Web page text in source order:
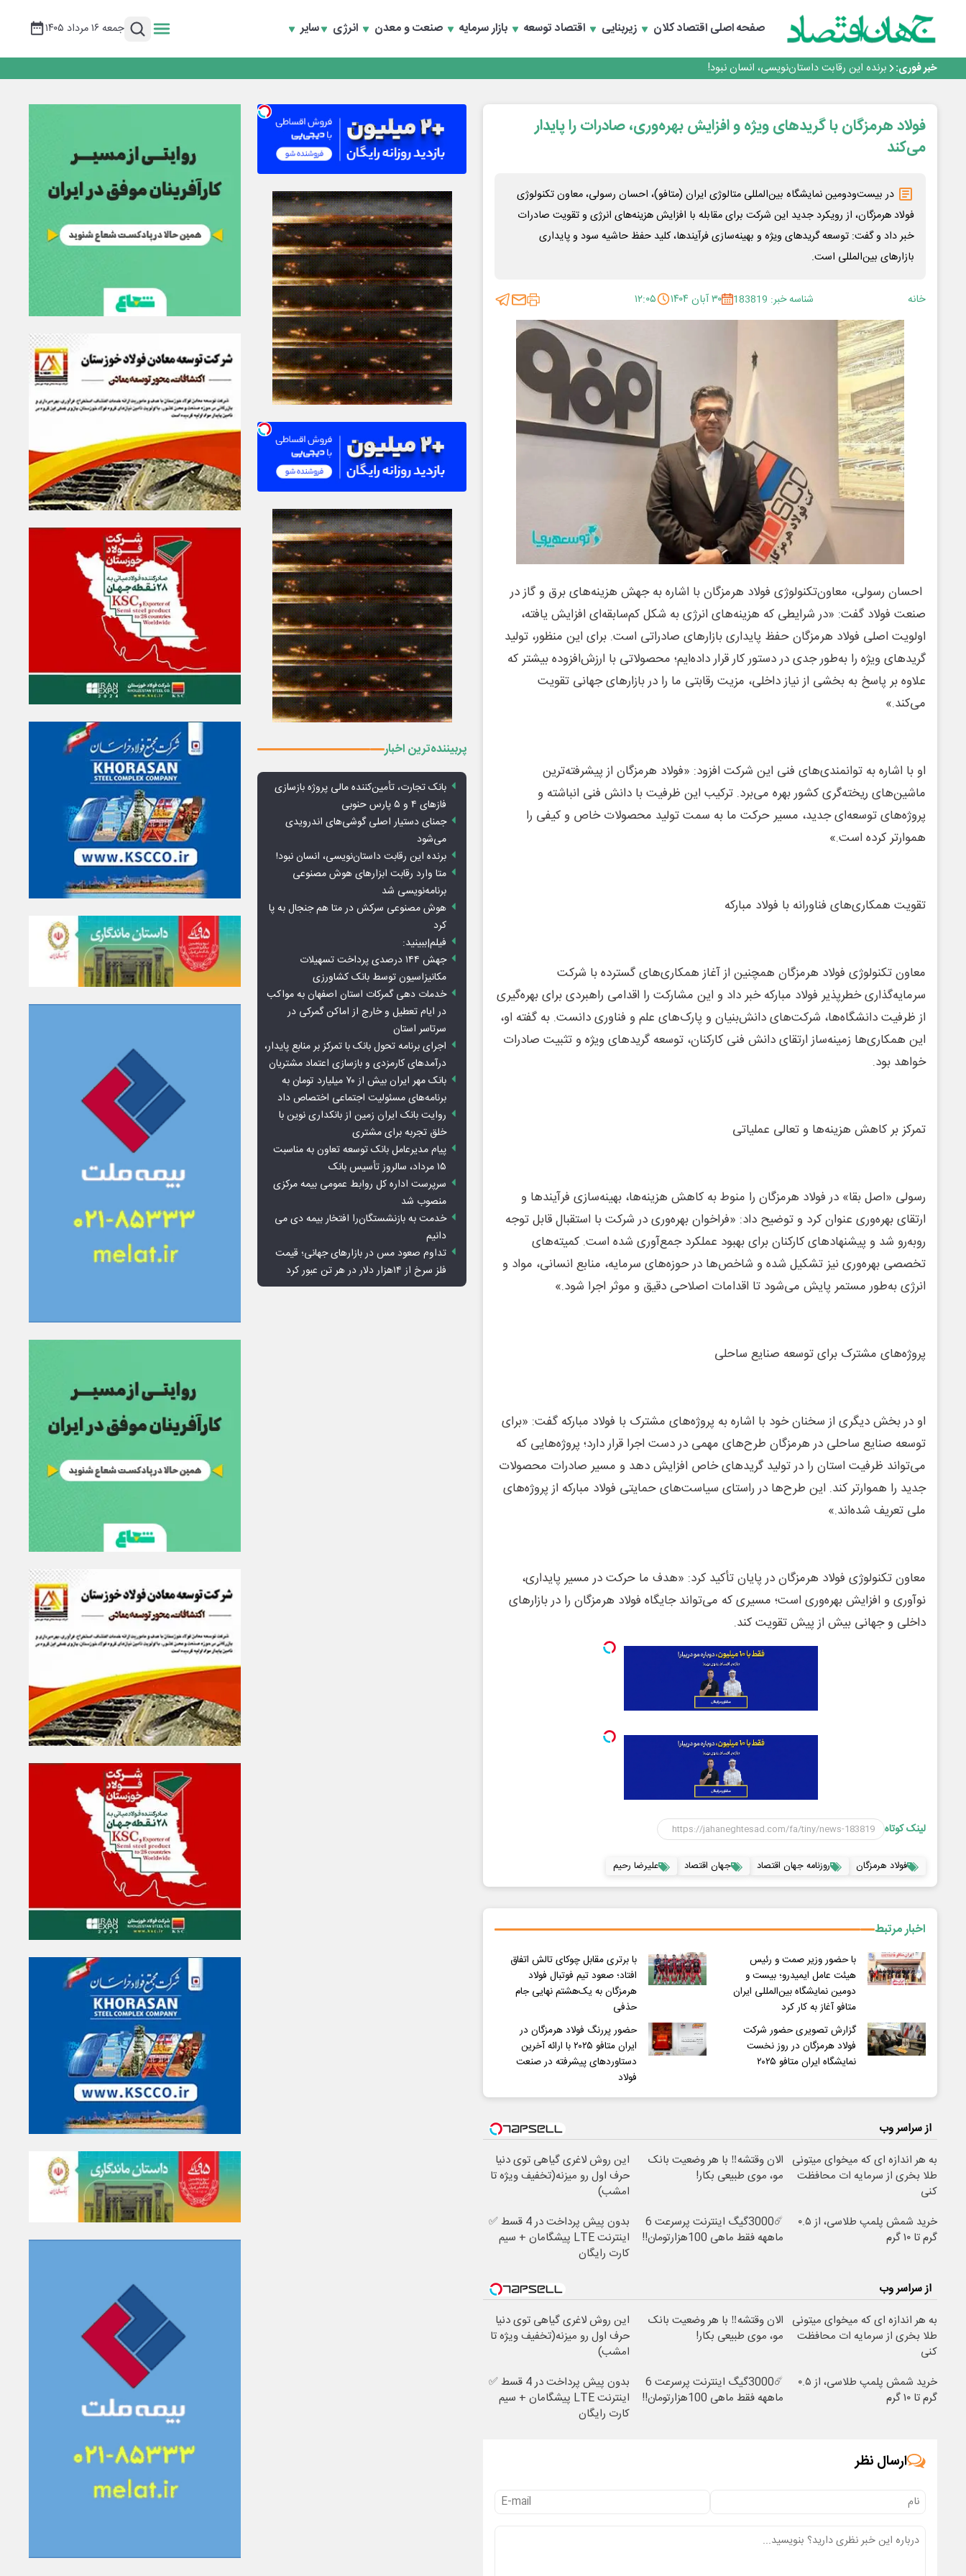
صفحه اصلیاقتصاد کلان زیربنایی اقتصاد توسعه بازار سرمایه صنعت و معدن انرژی سایر جمعه ۱۶ مرداد ۱۴۰۵
خبر فوری:
هوش مصنوعی سرکش در متا هم جنجال به پا کرد
بانک تجارت، تأمین‌کننده مالی پروژه بازسازی فازهای ۴ و ۵ پارس حنوبی
برنده این رقابت داستان‌نویسی، انسان نبود!
متا وارد رقابت ابزارهای هوش مصنوعی برنامه‌نویسی شد
هوش مصنوعی سرکش در متا هم جنجال به پا کرد
بانک تجارت، تأمین‌کننده مالی پروژه بازسازی فازهای ۴ و ۵ پارس حنوبی
جمنای دستیار اصلی گوشی‌های اندرویدی می‌شود
فولاد هرمزگان با گریدهای ویژه و افزایش بهره‌وری، صادرات را پایدار
می‌کند
در بیست‌ودومین نمایشگاه بین‌المللی متالوژی ایران (متافو)، احسان رسولی، معاون تکنولوژی
فولاد هرمزگان، از رویکرد جدید این شرکت برای مقابله با افزایش هزینه‌های انرژی و تقویت صادرات
خبر داد و گفت: توسعه گریدهای ویژه و بهینه‌سازی فرآیندها، کلید حفظ حاشیه سود و پایداری
بازارهای بین‌المللی است.
خانه شناسه خبر: 183819 ۳۰ آبان ۱۴۰۴ ۱۲:۰۵
احسان رسولی، معاون‌تکنولوژی فولاد هرمزگان با اشاره به جهش هزینه‌های برق و گاز در
صنعت فولاد گفت: «در شرایطی که هزینه‌های انرژی به شکل کم‌سابقه‌ای افزایش یافته،
اولویت اصلی فولاد هرمزگان حفظ پایداری بازارهای صادراتی است. برای این منظور، تولید
گریدهای ویژه را به‌طور جدی در دستور کار قرار داده‌ایم؛ محصولاتی با ارزش‌افزوده بیشتر که
علاوه بر پاسخ به بخشی از نیاز داخلی، مزیت رقابتی ما را در بازارهای جهانی تقویت
می‌کند.»
او با اشاره به توانمندی‌های فنی این شرکت افزود: «فولاد هرمزگان از پیشرفته‌ترین
ماشین‌های ریخته‌گری کشور بهره می‌برد. ترکیب این ظرفیت با دانش فنی انباشته و
پروژه‌های توسعه‌ای جدید، مسیر حرکت ما به سمت تولید محصولات خاص و کیفی را
هموارتر کرده است.»
تقویت همکاری‌های فناورانه با فولاد مبارکه
معاون تکنولوژی فولاد هرمزگان همچنین از آغاز همکاری‌های گسترده با شرکت
سرمایه‌گذاری خطرپذیر فولاد مبارکه خبر داد و این مشارکت را اقدامی راهبردی برای بهره‌گیری
از ظرفیت دانشگاه‌ها، شرکت‌های دانش‌بنیان و پارک‌های علم و فناوری دانست. به گفته او،
این همکاری‌ها زمینه‌ساز ارتقای دانش فنی کارکنان، توسعه گریدهای ویژه و تثبیت صادرات
خواهد بود.
تمرکز بر کاهش هزینه‌ها و تعالی عملیاتی
رسولی «اصل بقا» در فولاد هرمزگان را منوط به کاهش هزینه‌ها، بهینه‌سازی فرآیندها و
ارتقای بهره‌وری عنوان کرد و توضیح داد: «فراخوان بهره‌وری در شرکت با استقبال قابل توجه
روبه‌رو شد و پیشنهادهای کارکنان برای بهبود عملکرد جمع‌آوری شده است. کمیته‌های
تخصصی بهره‌وری نیز تشکیل شده و شاخص‌ها در حوزه‌های سرمایه، منابع انسانی، مواد و
انرژی به‌طور مستمر پایش می‌شود تا اقدامات اصلاحی دقیق و موثر اجرا شود.»
پروژه‌های مشترک برای توسعه صنایع ساحلی
او در بخش دیگری از سخنان خود با اشاره به پروژه‌های مشترک با فولاد مبارکه گفت: «برای
توسعه صنایع ساحلی در هرمزگان طرح‌های مهمی در دست اجرا قرار دارد؛ پروژه‌هایی که
می‌تواند ظرفیت استان را در تولید گریدهای خاص افزایش دهد و مسیر صادرات محصولات
جدید را هموارتر کند. این طرح‌ها در راستای سیاست‌های حمایتی فولاد مبارکه از پروژه‌های
ملی تعریف شده‌اند.»
معاون تکنولوژی فولاد هرمزگان در پایان تأکید کرد: «هدف ما حرکت در مسیر پایداری،
نوآوری و افزایش بهره‌وری است؛ مسیری که می‌تواند جایگاه فولاد هرمزگان را در بازارهای
داخلی و جهانی بیش از پیش تقویت کند.
لینک کوتاه
فولاد هرمزگان روزنامه جهان اقتصاد جهان اقتصاد علیرضا رحیم
اخبار مرتبط
با حضور وزیر صمت و رئیس
هیئت عامل ایمیدرو؛ بیست و
دومین نمایشگاه بین‌المللی ایران
متافو آغاز به کار کرد
با برتری مقابل چوکای تالش اتفاق
افتاد؛ صعود تیم فوتبال فولاد
هرمزگان به یک‌هشتم نهایی جام
حذفی
گزارش تصویری حضور شرکت
فولاد هرمزگان در روز نخست
نمایشگاه ایران متافو ۲۰۲۵
حضور پررنگ فولاد هرمزگان در
ایران متافو ۲۰۲۵ با ارائه آخرین
دستاوردهای پیشرفته در صنعت
فولاد
از سراسر وب
به هر اندازه ای که میخوای میتونی
طلا بخری از سرمایه ات محافظت
کنی
الان وقتشه‼️ با هر وضعیت بانک
مو، موی طبیعی بکار!
این روش لاغری گیاهی توی دنیا
حرف اول رو میزنه(تخفیف ویژه تا
امشب)
خرید شمش پلمپ طلاسی، از ۰.۵
گرم تا ۱۰ گرم
☄️3000گیگ اینترنت پرسرعت 6
ماههه فقط ماهی 100هزارتومان!!
بدون پیش پرداخت در 4 قسط ✅
اینترنت LTE پیشگامان + سیم
کارت رایگان
از سراسر وب
به هر اندازه ای که میخوای میتونی
طلا بخری از سرمایه ات محافظت
کنی
الان وقتشه‼️ با هر وضعیت بانک
مو، موی طبیعی بکار!
این روش لاغری گیاهی توی دنیا
حرف اول رو میزنه(تخفیف ویژه تا
امشب)
خرید شمش پلمپ طلاسی، از ۰.۵
گرم تا ۱۰ گرم
☄️3000گیگ اینترنت پرسرعت 6
ماههه فقط ماهی 100هزارتومان!!
بدون پیش پرداخت در 4 قسط ✅
اینترنت LTE پیشگامان + سیم
کارت رایگان
ارسال نظر
پربیننده‌ترین اخبار
بانک تجارت، تأمین‌کننده مالی پروژه بازسازی
فازهای ۴ و ۵ پارس حنوبی
جمنای دستیار اصلی گوشی‌های اندرویدی
می‌شود
برنده این رقابت داستان‌نویسی، انسان نبود!
متا وارد رقابت ابزارهای هوش مصنوعی
برنامه‌نویسی شد
هوش مصنوعی سرکش در متا هم جنجال به پا
کرد
فیلم|ببینید:
جهش ۱۴۴ درصدی پرداخت تسهیلات
مکانیزاسیون توسط بانک کشاورزی
خدمات دهی گمرکات استان اصفهان به مواکب
در ایام تعطیل و خارج از اماکن گمرکی در
سرتاسر استان
اجرای برنامه تحول بانک با تمرکز بر منابع پایدار،
درآمدهای کارمزدی و بازسازی اعتماد مشتریان
بانک مهر ایران بیش از ۷۰ میلیارد تومان به
برنامه‌های مسئولیت اجتماعی اختصاص داد
روایت بانک ایران زمین از بانکداری نوین با
خلق تجربه برای مشتری
پیام مدیرعامل بانک توسعه تعاون به مناسبت
۱۵ مرداد، سالروز تأسیس بانک
سرپرست اداره کل روابط عمومی بیمه مرکزی
منصوب شد
خدمت به بازنشستگان‌را افتخار بیمه دی می
دانیم
تداوم صعود مس در بازارهای جهانی؛ قیمت
فلز سرخ از ۱۴هزار دلار در هر تن عبور کرد